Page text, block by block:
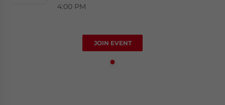
4:00 PM
JOIN EVENT